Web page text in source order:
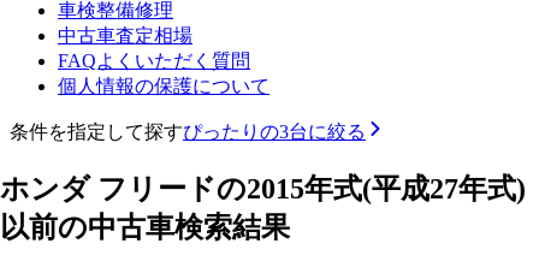
車検整備修理
中古車査定相場
FAQよくいただく質問
個人情報の保護について
条件を指定して探すぴったりの3台に絞る
ホンダ フリードの2015年式(平成27年式)
以前の中古車検索結果